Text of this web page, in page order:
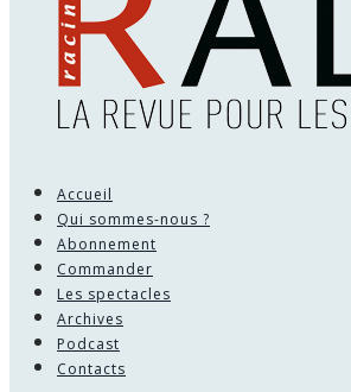
Accueil
Qui sommes-nous ?
Abonnement
Commander
Les spectacles
Archives
Podcast
Contacts